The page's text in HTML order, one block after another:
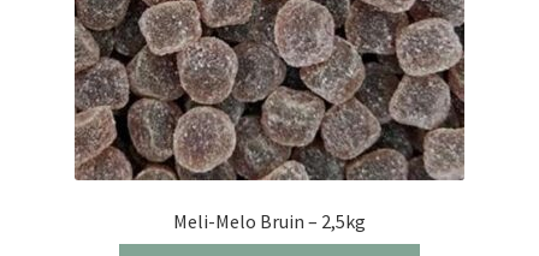
productpagina
Meli-Melo Bruin – 2,5kg